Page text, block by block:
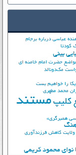
عباسی درباره برجام
کودتا
بینی
حضرت امام خامنه ای
مک‌دونالد
را خواهیم بست
محمد مطهری
کلیپ مستند
همبرگری»
کاهش فرزندآوری
محمود کریمی